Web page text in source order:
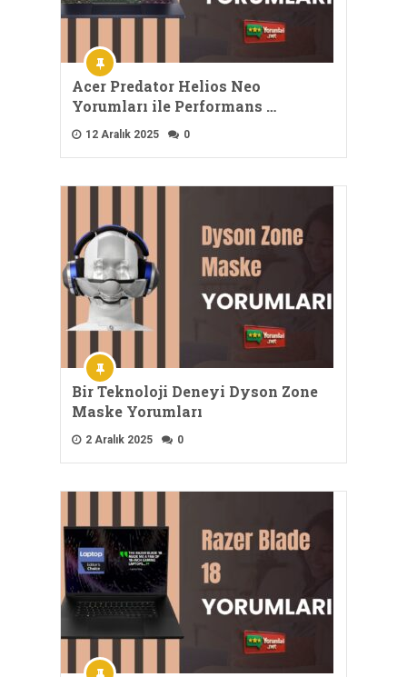
Acer Predator Helios Neo
Yorumları ile Performans …
12 Aralık 2025 0
Bir Teknoloji Deneyi Dyson Zone
Maske Yorumları
2 Aralık 2025 0